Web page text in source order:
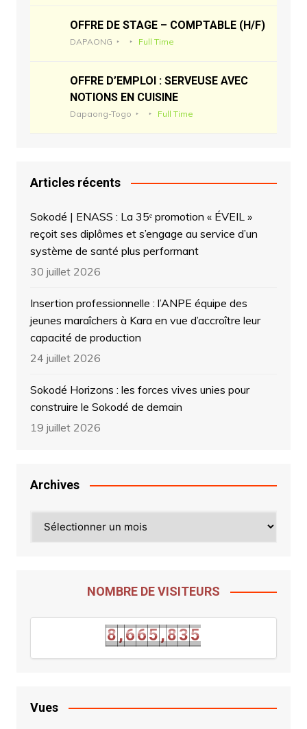
OFFRE DE STAGE – COMPTABLE (H/F)
DAPAONG Full Time
OFFRE D’EMPLOI : SERVEUSE AVEC
NOTIONS EN CUISINE
Dapaong-Togo Full Time
Articles récents
Sokodé | ENASS : La 35ᵉ promotion « ÉVEIL »
reçoit ses diplômes et s’engage au service d’un
système de santé plus performant
30 juillet 2026
Insertion professionnelle : l’ANPE équipe des
jeunes maraîchers à Kara en vue d’accroître leur
capacité de production
24 juillet 2026
Sokodé Horizons : les forces vives unies pour
construire le Sokodé de demain
19 juillet 2026
Archives
NOMBRE DE VISITEURS
8
8
,
,
6
6
6
6
5
5
,
,
8
8
3
35
4
Vues